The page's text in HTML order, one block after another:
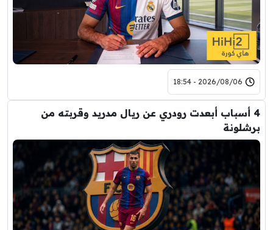
2026/08/06 - 18:54
4 أسباب أبعدت رودري عن ريال مدريد وقربته من
برشلونة